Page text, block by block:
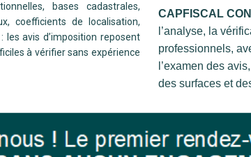
bases cadastrales,
coefficients de localisation,
avis d’imposition reposent
à vérifier sans expérience
CAPFISCAL
l’analyse, la
professionnels,
l’examen des
des surfaces et